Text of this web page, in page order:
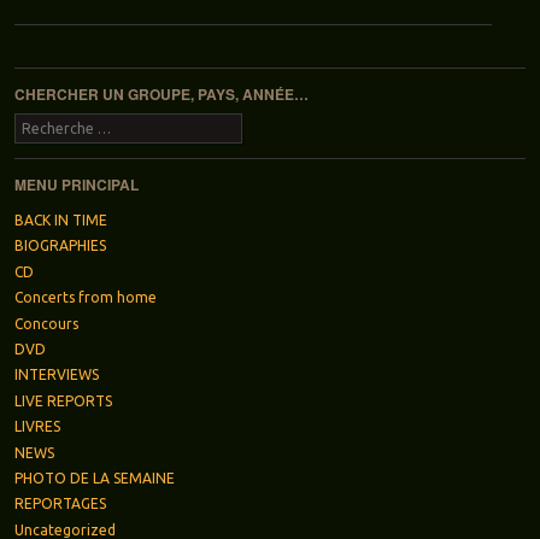
Navigation des articles
CHERCHER UN GROUPE, PAYS, ANNÉE…
Recherche
MENU PRINCIPAL
BACK IN TIME
BIOGRAPHIES
CD
Concerts from home
Concours
DVD
INTERVIEWS
LIVE REPORTS
LIVRES
NEWS
PHOTO DE LA SEMAINE
REPORTAGES
Uncategorized